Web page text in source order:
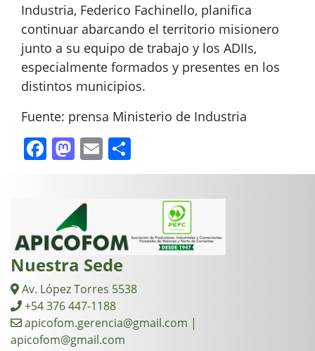
Industria, Federico Fachinello, planifica
continuar abarcando el territorio misionero
junto a su equipo de trabajo y los ADIIs,
especialmente formados y presentes en los
distintos municipios.
Fuente: prensa Ministerio de Industria
Facebook
Mastodon
Email
Nuestra Sede
Av. López Torres 5538
+54 376 447-1188
apicofom.gerencia@gmail.com |
apicofom@gmail.com